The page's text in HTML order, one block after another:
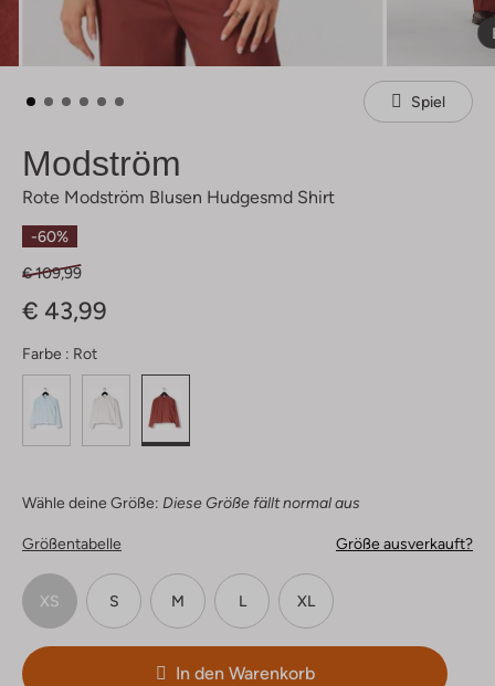
Spiel
Modström
Rote Modström Blusen Hudgesmd Shirt
-60%
€ 109,99
€ 43,99
Farbe : Rot
Wähle deine Größe: Diese Größe fällt normal aus
Größentabelle Größe ausverkauft?
XS S M L XL
In den Warenkorb